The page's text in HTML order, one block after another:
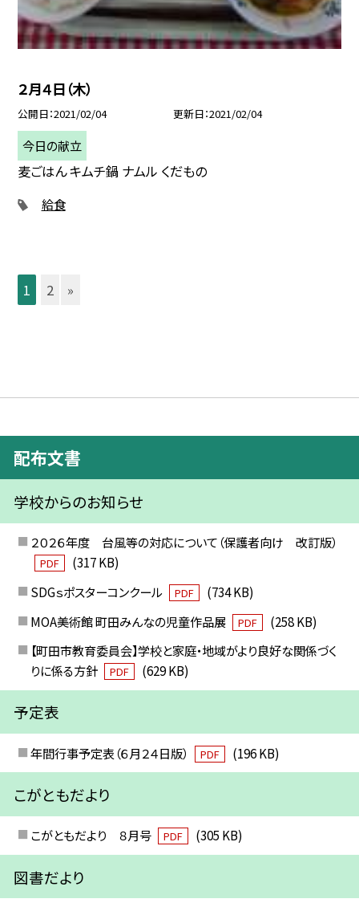
２月４日（木）
公開日 2021/02/04 更新日 2021/02/04
今日の献立
麦ごはん キムチ鍋 ナムル くだもの
給食
1 2 »
配布文書
学校からのお知らせ
２０２６年度 台風等の対応について（保護者向け 改訂版）
PDF
(317 KB)
SDGｓポスターコンクール
PDF
(734 KB)
MOA美術館 町田みんなの児童作品展
PDF
(258 KB)
【町田市教育委員会】学校と家庭・地域がより良好な関係づく
りに係る方針
PDF (629 KB)
予定表
年間行事予定表（６月２４日版） PDF (196 KB)
こがともだより
こがともだより ８月号 PDF (305 KB)
図書だより